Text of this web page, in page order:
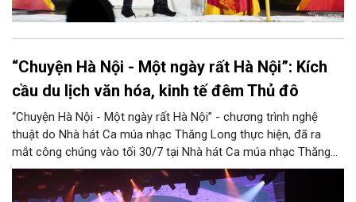
“Chuyện Hà Nội - Một ngày rất Hà Nội”: Kích
cầu du lịch văn hóa, kinh tế đêm Thủ đô
“Chuyện Hà Nội - Một ngày rất Hà Nội” - chương trình nghệ
thuật do Nhà hát Ca múa nhạc Thăng Long thực hiện, đã ra
mắt công chúng vào tối 30/7 tại Nhà hát Ca múa nhạc Thăng
Long (số 31 - 33 phố Lương Văn Can, phường Hoàn Kiếm).